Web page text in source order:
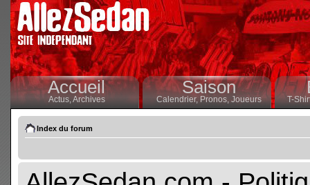
Accueil
Actus,Archives
Saison
Calendrier,Pronos, Joueurs T-
Index du forum